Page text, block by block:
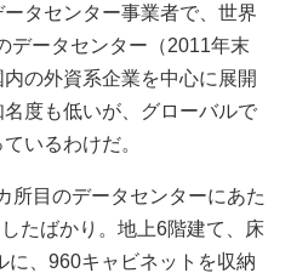
タセンター事業者で、世界
データセンター（2011年末
の外資系企業を中心に展開
度も低いが、グローバルで
いるわけだ。
目のデータセンターにあた
たばかり。地上6階建て、床
に、960キャビネットを収納